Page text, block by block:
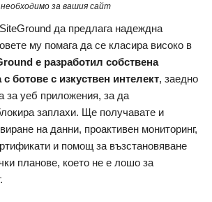
необходимо за вашия сайт
да предлага надеждна
му помага да се класира високо в
е разработил собствена
ботове с изкуствен интелект, заедно
за уеб приложения, за да
заплахи. Ще получавате и
на данни, проактивен мониторинг,
и помощ за възстановяване
планове, което не е лошо за